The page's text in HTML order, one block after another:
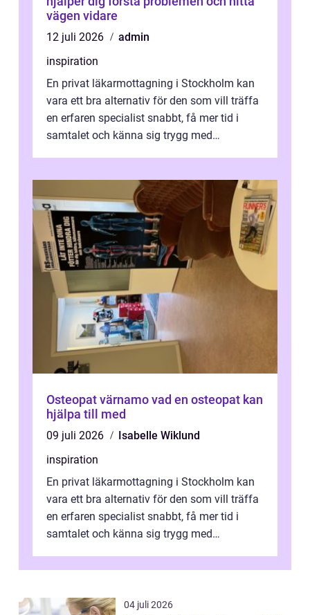
vägen vidare
12 juli 2026
admin
inspiration
En privat läkarmottagning i Stockholm kan
vara ett bra alternativ för den som vill träffa
en erfaren specialist snabbt, få mer tid i
samtalet och känna sig trygg med
Osteopat värnamo vad en osteopat kan
hjälpa till med
09 juli 2026
Isabelle Wiklund
inspiration
En privat läkarmottagning i Stockholm kan
vara ett bra alternativ för den som vill träffa
en erfaren specialist snabbt, få mer tid i
samtalet och känna sig trygg med
04 juli 2026